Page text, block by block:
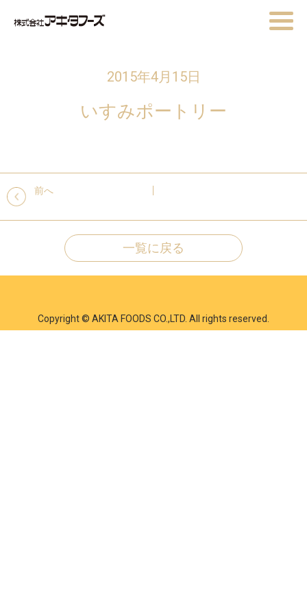
2015年4月15日
いすみポートリー
前へ
一覧に戻る
Copyright © AKITA FOODS CO.,LTD. All rights reserved.